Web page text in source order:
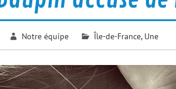
Notre équipe Île-de-France, Une